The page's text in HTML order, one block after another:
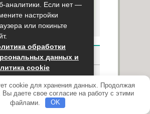
Результаты опроса
НОВОСТИ
для скрининга может
помочь исключить
риск аллергических
аналитики. Если нет —
настройки
или покиньте
обработки
данных и
cookie
Принять
cookie для хранения данных. Продолжая
Вы даете свое согласие на работу с этими
файлами.
OK